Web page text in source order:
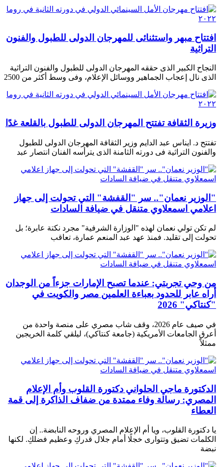
افتتاح مبهر واستثنائى للمهرجان الدولى للطبول والفنون
التراثية
النجاح الكبير الذى حققه المهرجان الدولى للطبول والفنون التراثية
الذى نال إعجاب الجماهير ووسائل الإعلام، وفى وسط أكثر من 2500
وزيرة الثقافة تفتتح المهرجان الدولى للطبول بالقلعة غدًا
تفتتح د. ايناس عبد الدايم وزير الثقافة المهرجان الدولى للطبول
والفنون التراثية فى دورته الثامنة الذى يترأسه الفنان انتصار عبد
"الوزير نعمان".. سر "القفشة" التي تحولت إلى جهاز
اعلامي اسمعلاوي متنقل في ضيافة السادات
لم تكن تولي نعمان لهذه "الوزارة الشرفية" مجرد نكتة عابرة؛ بل
تحولت إلى تقليد. فمنذ عهد عبد المنعم عمارة، تعاقب
من وحي تجربتي: عندما تصبح الإمارات جزءاً من الوجدان
أراه عابر للحدود بعباءة العلمين مصر والكويت في
"كنتاكي" 2026
في صيف عام 2026، وقف شاب مصري على منصة واحدة من
أعرق الجامعات الأمريكية (جامعة كنتاكي)، ليلقي كلمة الخريجين
ممثلاً
الدكتورة ماجي الحلواني دكتورة القلوب وأم الإعلام
المصري: رسالة وفاء ممتدة من ضفاف الذاكرة إلى قمة
العطاء
يا دكتورة القلوب، ويا أم الإعلام المصري وروحه النابضة.. إن
الكلمات تضيق وتتوارى خجلًا أمام جلال قدركِ وعظيم فضلكِ. لكنها
نبضة